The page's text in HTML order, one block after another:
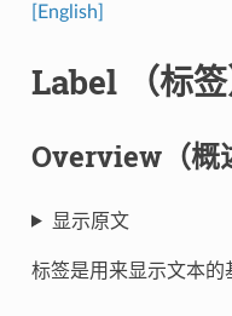
[English]
Label （标
Overview（概
显示原文
标签是用来显示文本的